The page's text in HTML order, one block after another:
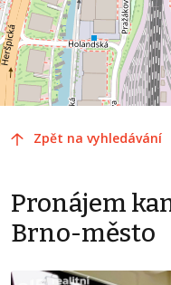
Zpět na vyhledávání
Pronájem
Brno-město